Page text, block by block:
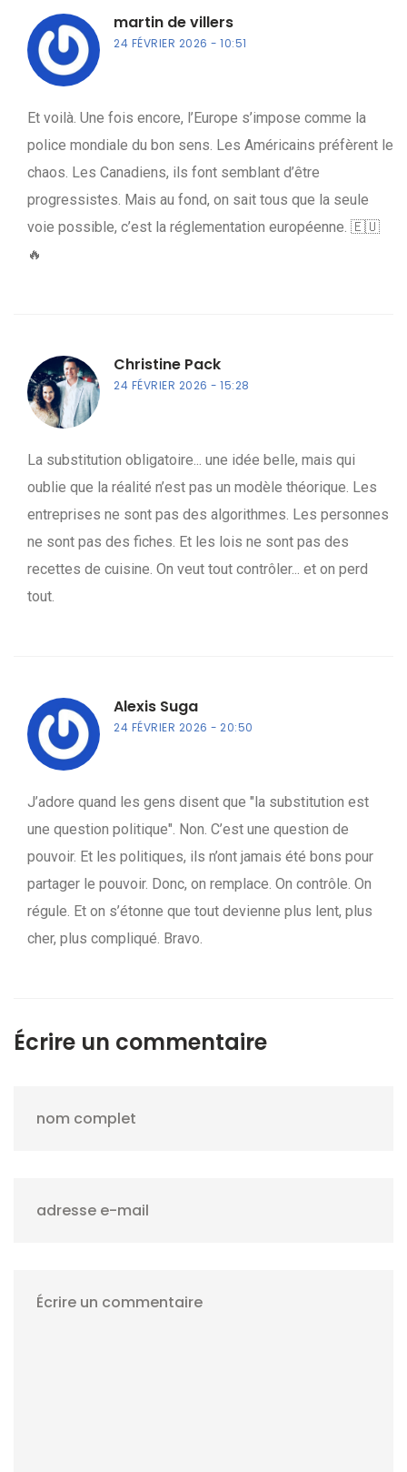
martin de villers
24 FÉVRIER 2026 10:51
Et voilà. Une fois encore, l’Europe s’impose comme la
police mondiale du bon sens. Les Américains préfèrent le
chaos. Les Canadiens, ils font semblant d’être
progressistes. Mais au fond, on sait tous que la seule
voie possible, c’est la réglementation européenne. 🇪🇺
🔥
Christine Pack
24 FÉVRIER 2026 15:28
La substitution obligatoire... une idée belle, mais qui
oublie que la réalité n’est pas un modèle théorique. Les
entreprises ne sont pas des algorithmes. Les personnes
ne sont pas des fiches. Et les lois ne sont pas des
recettes de cuisine. On veut tout contrôler... et on perd
tout.
Alexis Suga
24 FÉVRIER 2026 20:50
J’adore quand les gens disent que "la substitution est
une question politique". Non. C’est une question de
pouvoir. Et les politiques, ils n’ont jamais été bons pour
partager le pouvoir. Donc, on remplace. On contrôle. On
régule. Et on s’étonne que tout devienne plus lent, plus
cher, plus compliqué. Bravo.
Écrire un commentaire
nom complet
adresse e-mail
Écrire un commentaire